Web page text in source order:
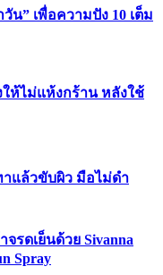
น” เพื่อความปัง 10 เต็ม
ให้ไม่แห้งกร้าน หลังใช้
าแล้วขับผิว มือไม่ดำ
จรดเย็นด้วย Sivanna
Spray